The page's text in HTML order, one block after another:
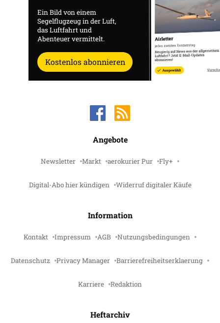
Ein Bild von einem
Segelflugzeug in der Luft,
das Luftfahrt und
Abenteuer vermittelt.
Kostenlos abonnieren
Angebote
Newsletter Markt aerokurier Pur Fly+
Digital-Abo hier kündigen Widerruf digitaler Käufe
Information
Kontakt Impressum AGB Nutzungsbedingungen
Datenschutz Privacy Manager Barrierefreiheitserklaerung
Karriere Redaktion
Heftarchiv